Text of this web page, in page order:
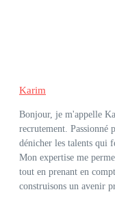
Karim
Bonjour, je m'appelle
recrutement. Passionné
dénicher les talents qui
Mon expertise me
tout en prenant en
construisons un avenir